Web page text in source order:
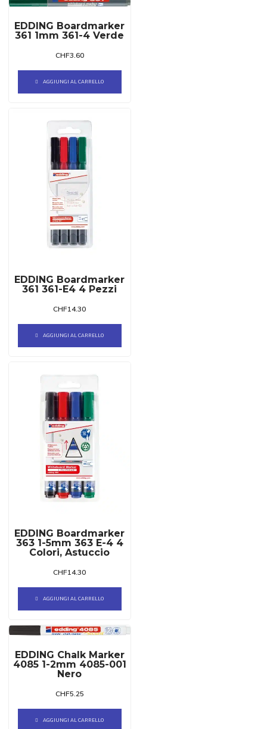
EDDING Boardmarker
361 1mm 361-4 Verde
CHF3.60
AGGIUNGI AL CARRELLO
EDDING Boardmarker
361 361-E4 4 Pezzi
CHF14.30
AGGIUNGI AL CARRELLO
EDDING Boardmarker
363 1-5mm 363 E-4 4
Colori, Astuccio
CHF14.30
AGGIUNGI AL CARRELLO
EDDING Chalk Marker
4085 1-2mm 4085-001
Nero
CHF5.25
AGGIUNGI AL CARRELLO